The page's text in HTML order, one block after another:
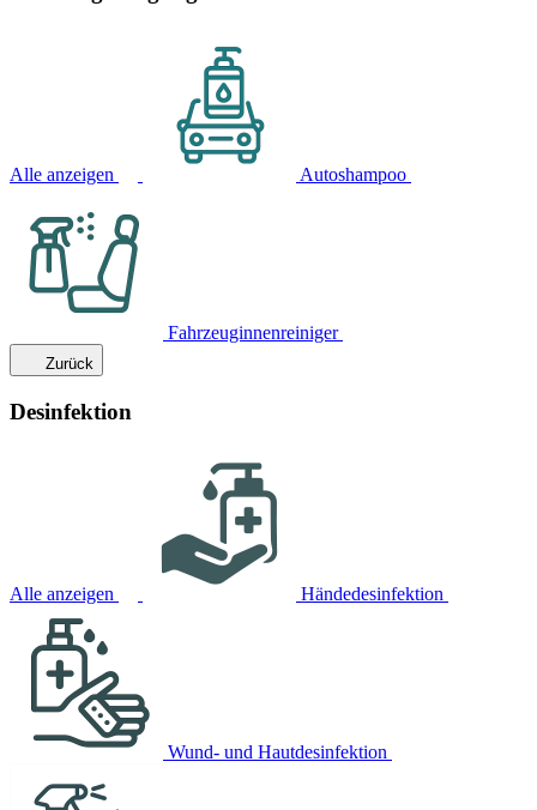
Alle anzeigen Autoshampoo
Fahrzeuginnenreiniger
Zurück
Desinfektion
Alle anzeigen Händedesinfektion
Wund- und Hautdesinfektion